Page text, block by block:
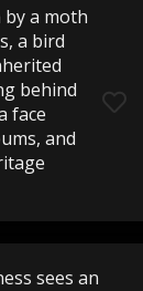
a moth
a bird
behind
face
and
sees an